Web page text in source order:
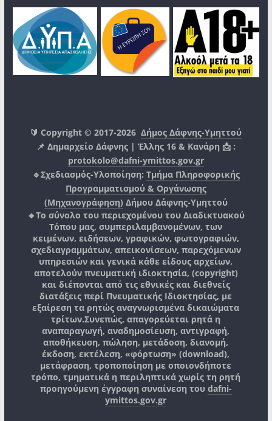
🔰 Copyright © 2017-2026Δήμος Δάφνης-Υμηττού
📌 Δημαρχείο Δάφνης | Έλλης 16 & Κανάρη 📩 :
protokolo@dafni-ymittos.gov.gr
🔹Σχεδιασμός-Υλοποίηση: Τμήμα Πληροφορικής
Προγραμματισμού & Οργάνωσης
(Μηχανογράφηση) Δήμου Δάφνης-Υμηττού
🔸Το σύνολο του περιεχομένου του Διαδικτυακού
Τόπου μας, συμπεριλαμβανομένων, των
κειμένων, ειδήσεων, γραφικών, φωτογραφιών,
σχεδιαγραμμάτων, απεικονίσεων, παρεχόμενων
υπηρεσιών και γενικά κάθε είδους αρχείων,
αποτελούν πνευματική ιδιοκτησία, (copyright)
και διέπονται από τις εθνικές και διεθνείς
διατάξεις περί Πνευματικής Ιδιοκτησίας, με
εξαίρεση τα ρητώς αναγνωρισμένα δικαιώματα
τρίτων.Συνεπώς, απαγορεύεται ρητά η
αναπαραγωγή, αναδημοσίευση, αντιγραφή,
αποθήκευση, πώληση, μετάδοση, διανομή,
έκδοση, εκτέλεση, «φόρτωση» (download),
μετάφραση, τροποποίηση με οποιονδήποτε
τρόπο, τμηματικά η περιληπτικά χωρίς τη ρητή
προηγούμενη έγγραφη συναίνεση του dafni-
ymittos.gov.gr